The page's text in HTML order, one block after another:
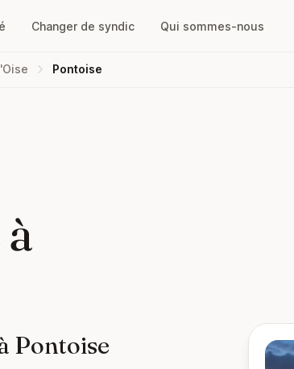
Changer de syndic Qui sommes-nous
Pontoise
Pontoise